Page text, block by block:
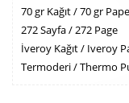
70 gr Kağıt / 70 gr
272 Sayfa / 272 Page
İveroy Kağıt / Iveroy
Termoderi / Thermo